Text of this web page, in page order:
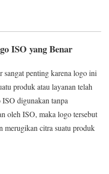
ISO yang Benar
sangat penting karena logo ini
produk atau layanan telah
digunakan tanpa
oleh ISO, maka logo tersebut
merugikan citra suatu produk